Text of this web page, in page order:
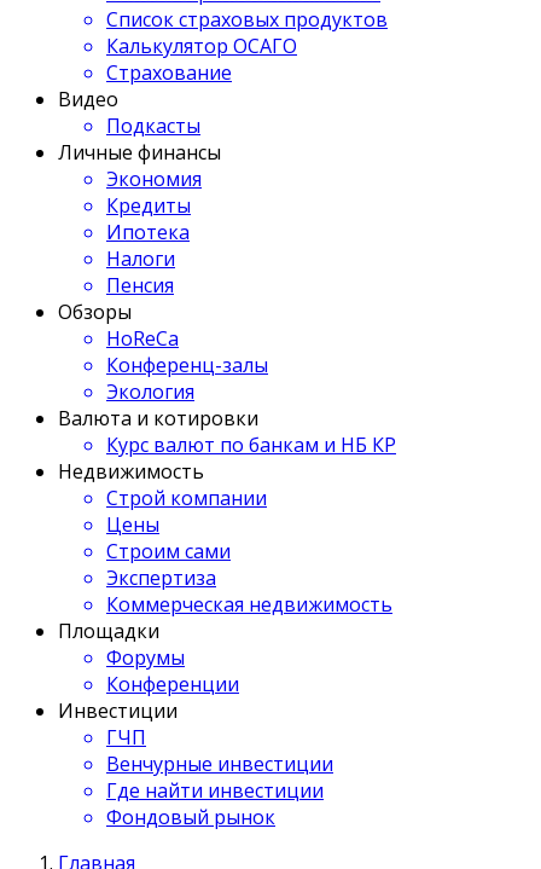
Список страховых продуктов
Калькулятор ОСАГО
Страхование
Видео
Подкасты
Личные финансы
Экономия
Кредиты
Ипотека
Налоги
Пенсия
Обзоры
HoReCa
Конференц-залы
Экология
Валюта и котировки
Курс валют по банкам и НБ КР
Недвижимость
Строй компании
Цены
Строим сами
Экспертиза
Коммерческая недвижимость
Площадки
Форумы
Конференции
Инвестиции
ГЧП
Венчурные инвестиции
Где найти инвестиции
Фондовый рынок
Главная